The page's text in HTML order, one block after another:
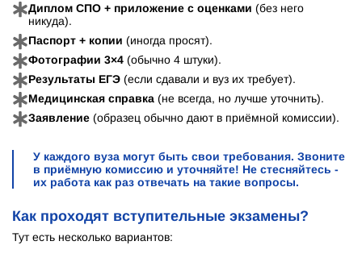
Диплом СПО + приложение с оценками (без него
никуда).
Паспорт + копии (иногда просят).
Фотографии 3×4 (обычно 4 штуки).
Результаты ЕГЭ (если сдавали и вуз их требует).
Медицинская справка (не всегда, но лучше уточнить).
Заявление (образец обычно дают в приёмной комиссии).
У каждого вуза могут быть свои требования. Звоните
в приёмную комиссию и уточняйте! Не стесняйтесь -
их работа как раз отвечать на такие вопросы.
Как проходят вступительные экзамены?
Тут есть несколько вариантов: